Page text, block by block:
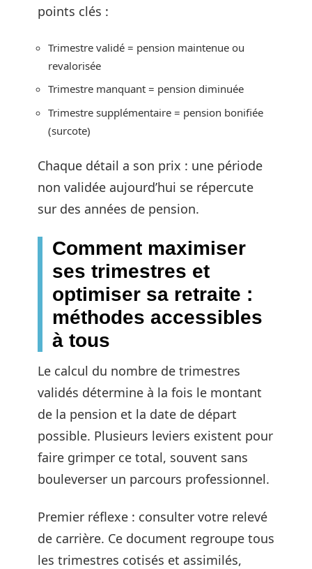
points clés :
Trimestre validé = pension maintenue ou
revalorisée
Trimestre manquant = pension diminuée
Trimestre supplémentaire = pension bonifiée
(surcote)
Chaque détail a son prix : une période
non validée aujourd’hui se répercute
sur des années de pension.
Comment maximiser
ses trimestres et
optimiser sa retraite :
méthodes accessibles
à tous
Le calcul du nombre de trimestres
validés détermine à la fois le montant
de la pension et la date de départ
possible. Plusieurs leviers existent pour
faire grimper ce total, souvent sans
bouleverser un parcours professionnel.
Premier réflexe : consulter votre relevé
de carrière. Ce document regroupe tous
les trimestres cotisés et assimilés,